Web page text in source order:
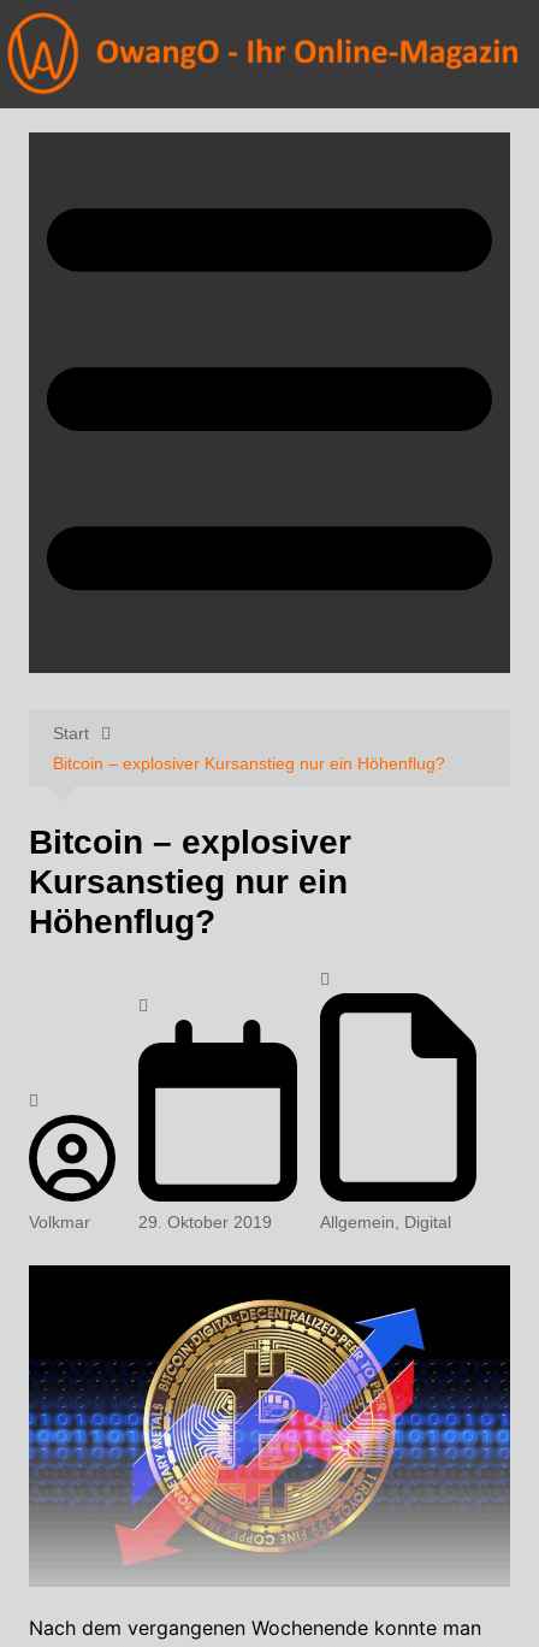
Start
Bitcoin – explosiver Kursanstieg nur ein Höhenflug?
Bitcoin – explosiver
Kursanstieg nur ein
Höhenflug?
Volkmar 29. Oktober 2019 Allgemein Digital
Nach dem vergangenen Wochenende konnte man